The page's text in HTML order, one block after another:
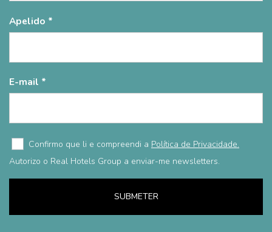
Apelido
E-mail
Confirmo que li e compreendi a Política de Privacidade.
Autorizo o Real Hotels Group a enviar-me newsletters.
SUBMETER